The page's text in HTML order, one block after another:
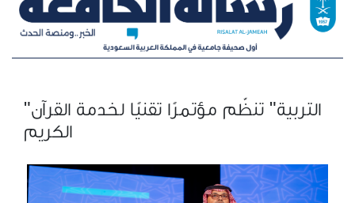
"التربية" تنظّم مؤتمرًا تقنيًا لخدمة القرآن
الكريم